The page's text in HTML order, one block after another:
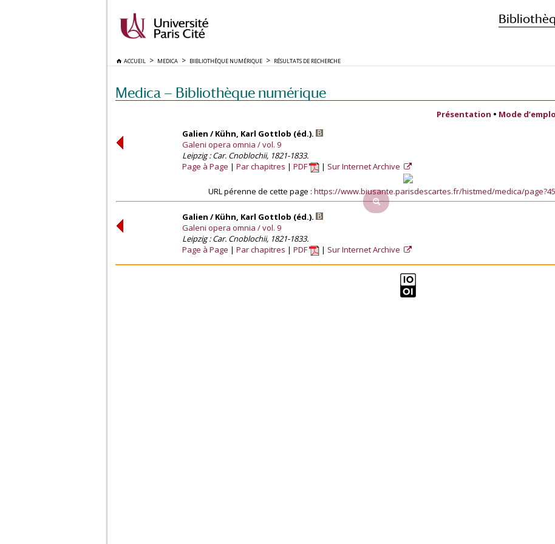
ACCUEIL MEDICA BIBLIOTHÈQUE NUMÉRIQUE RÉSULTATS DE RECHERCHE
Medica — Bibliothèque numérique
Présentation • Mode
Galien / Kühn, Karl Gottlob (éd.).
Galeni opera omnia / vol. 9
Leipzig : Car. Cnoblochii, 1821-1833.
Page à Page
Par chapitres PDF Sur Internet Archive
URL pérenne de cette page : https://www.biusante.parisdescartes.fr/histmed/medica/
Galien / Kühn, Karl Gottlob (éd.).
Galeni opera omnia / vol. 9
Leipzig : Car. Cnoblochii, 1821-1833.
Page à Page
Par chapitres PDF Sur Internet Archive